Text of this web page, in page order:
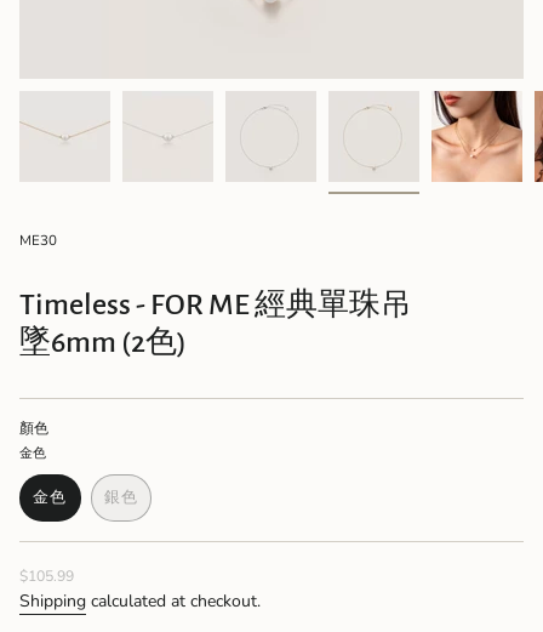
ME30
Timeless - FOR ME 經典單珠吊
墜6mm (2色)
顏色
金色
金色
VARIANT
SOLD
OR
UNAVAILABLE
銀色
VARIANT
SOLD
UNAVAILABLE
Regular
price
$105.99
Shipping calculated at checkout.